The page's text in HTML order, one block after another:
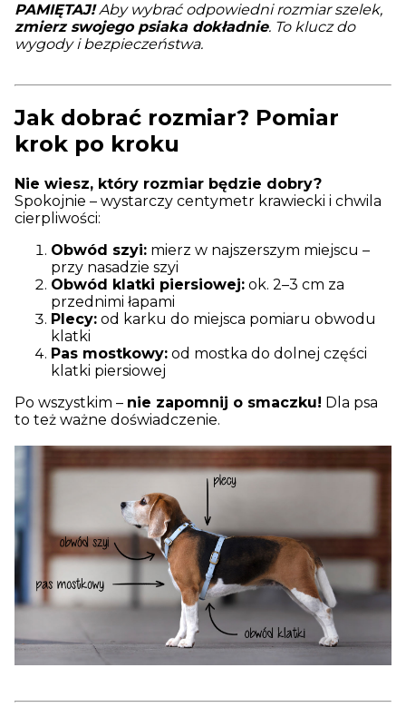
PAMIĘTAJ!Aby wybrać odpowiedni rozmiar szelek,
zmierz swojego psiaka dokładnie. To klucz do
wygody i bezpieczeństwa.
Jak dobrać rozmiar? Pomiar
krok po kroku
Nie wiesz, który rozmiar będzie dobry?
Spokojnie – wystarczy centymetr krawiecki i chwila
cierpliwości:
Obwód szyi: mierz w najszerszym miejscu –
przy nasadzie szyi
Obwód klatki piersiowej: ok. 2–3 cm za
przednimi łapami
Plecy: od karku do miejsca pomiaru obwodu
klatki
Pas mostkowy: od mostka do dolnej części
klatki piersiowej
Po wszystkim – nie zapomnij o smaczku! Dla psa
to też ważne doświadczenie.